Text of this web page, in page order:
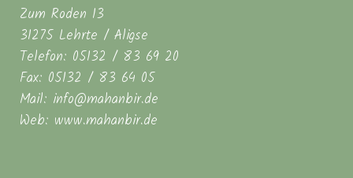
Zum Roden 13
31275 Lehrte / Aligse
Telefon: 05132 / 83 69 20
Fax: 05132 / 83 64 05
Mail: info@mahanbir.de
Web: www.mahanbir.de